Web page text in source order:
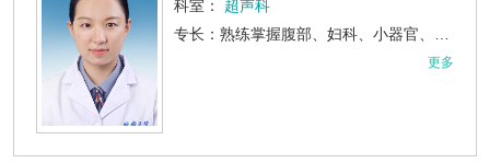
科室： 超声科
更多